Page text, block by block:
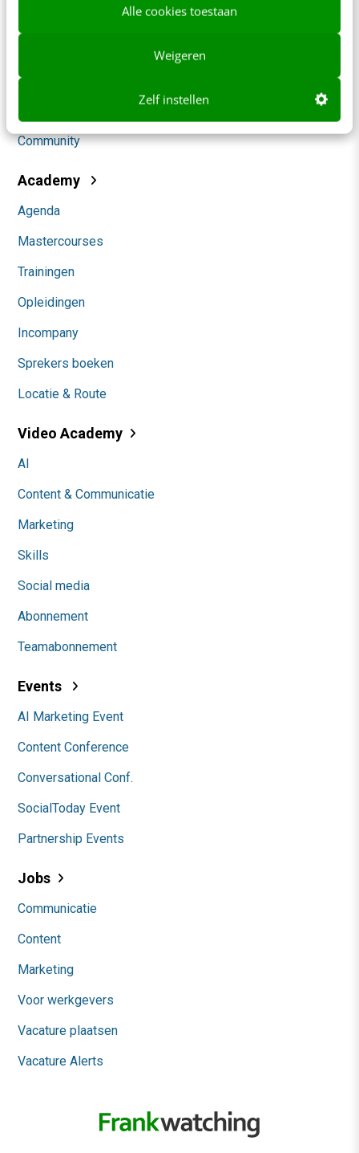
Alle cookies toestaan
Weigeren
Zelf instellen
Social
Community
Academy
Agenda
Mastercourses
Trainingen
Opleidingen
Incompany
Sprekers boeken
Locatie & Route
Video Academy
AI
Content & Communicatie
Marketing
Skills
Social media
Abonnement
Teamabonnement
Events
AI Marketing Event
Content Conference
Conversational Conf.
SocialToday Event
Partnership Events
Jobs
Communicatie
Content
Marketing
Voor werkgevers
Vacature plaatsen
Vacature Alerts